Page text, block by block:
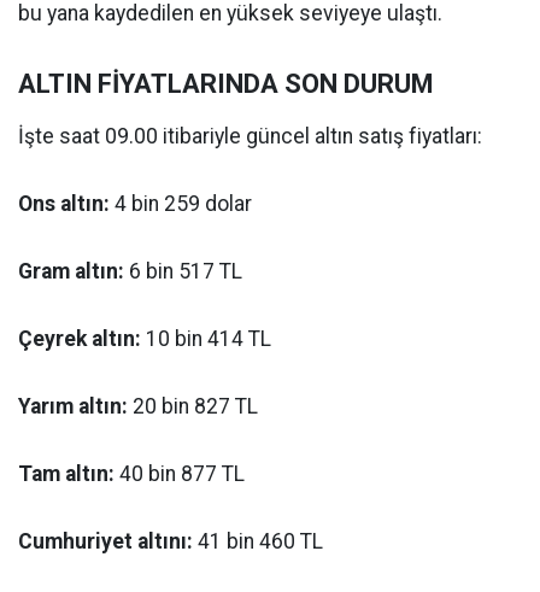
bu yana kaydedilen en yüksek seviyeye ulaştı.
ALTIN FİYATLARINDA SON DURUM
İşte saat 09.00 itibariyle güncel altın satış fiyatları:
Ons altın: 4 bin 259 dolar
Gram altın: 6 bin 517 TL
Çeyrek altın: 10 bin 414 TL
Yarım altın: 20 bin 827 TL
Tam altın: 40 bin 877 TL
Cumhuriyet altını: 41 bin 460 TL